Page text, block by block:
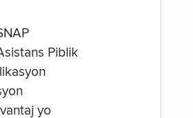
Piblik
yo